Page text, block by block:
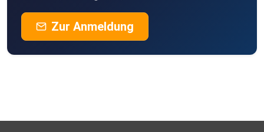
Zur Anmeldung